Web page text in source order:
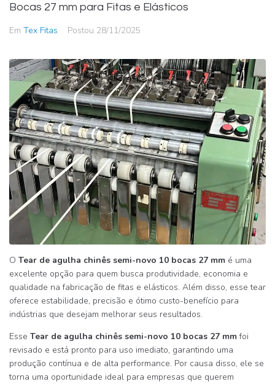
Bocas 27 mm para Fitas e Elásticos
Em Tex Fitas Postou 28/11/2025
O Tear de agulha chinês semi-novo 10 bocas 27 mm é uma
excelente opção para quem busca produtividade, economia e
qualidade na fabricação de fitas e elásticos. Além disso, esse tear
oferece estabilidade, precisão e ótimo custo-benefício para
indústrias que desejam melhorar seus resultados.
Esse Tear de agulha chinês semi-novo 10 bocas 27 mmfoi
revisado e está pronto para uso imediato, garantindo uma
produção contínua e de alta performance. Por causa disso, ele se
torna uma oportunidade ideal para empresas que querem